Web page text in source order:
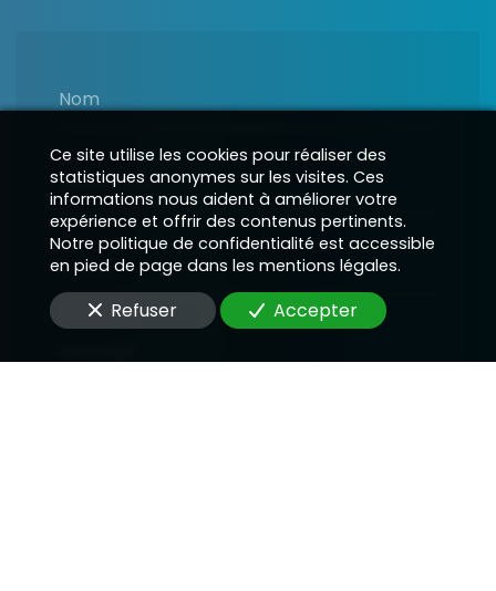
Nom
Téléphone
E-Mail
Ce site utilise les cookies pour réaliser des
statistiques anonymes sur les visites. Ces
informations nous aident à améliorer votre
expérience et offrir des contenus pertinents.
Notre politique de confidentialité est accessible
en pied de page dans les mentions légales.
Refuser Accepter